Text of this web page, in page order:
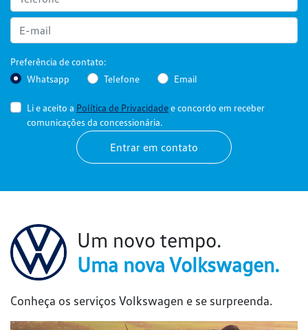
Preferência de contato:
Whatsapp
Telefone Email
Li e aceito a Política de Privacidadee concordo em receber
comunicações da concessionária.
Entrar em contato
Um novo tempo.
Uma nova Volkswagen.
Conheça os serviços Volkswagen e se surpreenda.